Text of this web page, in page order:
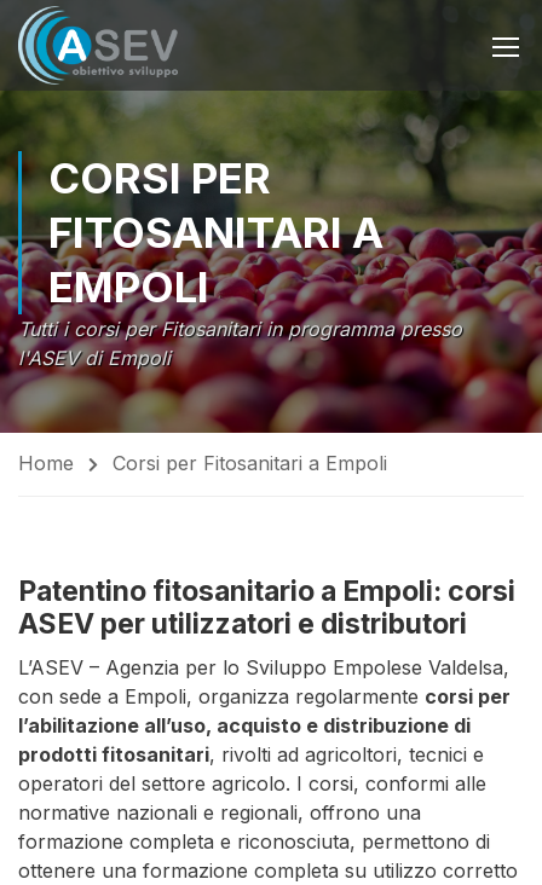
CORSI PER
FITOSANITARI A
EMPOLI
Tutti i corsi per Fitosanitari in programma presso
l'ASEV di Empoli
Home Corsi per Fitosanitari a Empoli
Patentino fitosanitario a Empoli: corsi
ASEV per utilizzatori e distributori
L’ASEV – Agenzia per lo Sviluppo Empolese Valdelsa,
con sede a Empoli, organizza regolarmente corsi per
l’abilitazione all’uso, acquisto e distribuzione di
prodotti fitosanitari, rivolti ad agricoltori, tecnici e
operatori del settore agricolo. I corsi, conformi alle
normative nazionali e regionali, offrono una
formazione completa e riconosciuta, permettono di
ottenere una formazione completa su utilizzo corretto